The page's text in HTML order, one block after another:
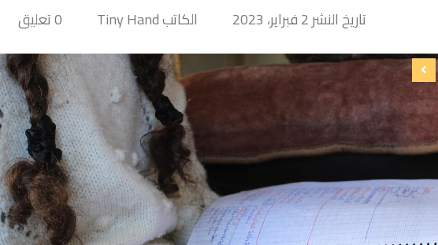
تاريخ النشر 2 فبراير، 2023 الكاتب Tiny Hand 0 تعليق